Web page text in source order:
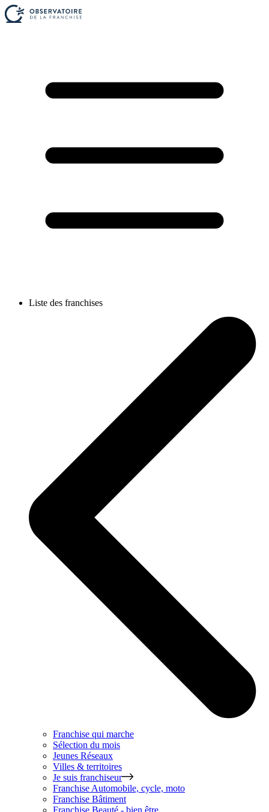
Liste des franchises
Franchise qui marche
Sélection du mois
Jeunes Réseaux
Villes & territoires
Je suis franchiseur
Franchise Automobile, cycle, moto
Franchise Bâtiment
Franchise Beauté - bien être